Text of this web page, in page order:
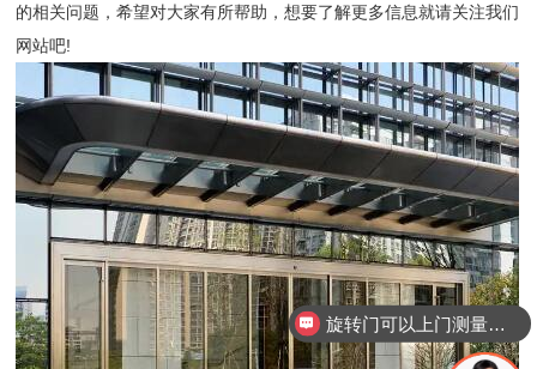
的相关问题，希望对大家有所帮助，想要了解更多信息就请关注我们
网站吧!
旋转门可以上门测量安装吗？